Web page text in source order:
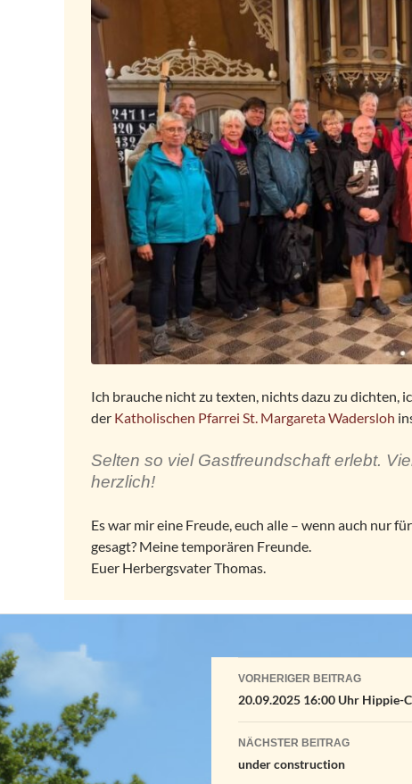
Ich brauche nicht zu texten, nichts dazu zu dichten,
der Katholischen Pfarrei St. Margareta Wadersloh
Selten so viel Gastfreundschaft erlebt.
herzlich!
Es war mir eine Freude, euch alle – wenn auch nur
gesagt? Meine temporären Freunde.
Euer Herbergsvater Thomas.
VORHERIGER BEITRAG
20.09.2025 16:00 Uhr Hippie-
NÄCHSTER BEITRAG
under construction